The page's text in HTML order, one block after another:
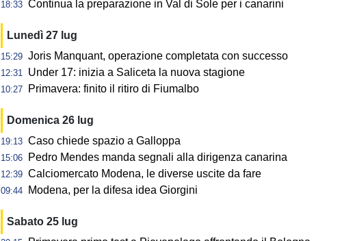
18:33 Continua la preparazione in Val di Sole per i canarini
Lunedì 27 lug
15:29 Joris Manquant, operazione completata con successo
12:31 Under 17: inizia a Saliceta la nuova stagione
10:27 Primavera: finito il ritiro di Fiumalbo
Domenica 26 lug
19:13 Caso chiede spazio a Galloppa
15:06 Pedro Mendes manda segnali alla dirigenza canarina
12:39 Calciomercato Modena, le diverse uscite da fare
09:44 Modena, per la difesa idea Giorgini
Sabato 25 lug